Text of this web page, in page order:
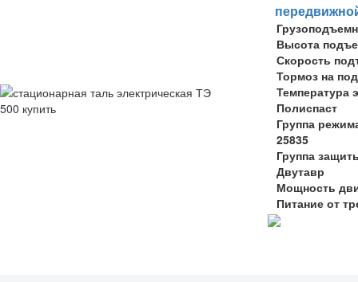
Высота
Скорость
Тормоз на
Температура
Полиспаст
Группа
25835
Группа
Двутавр
Мощность
Питание от